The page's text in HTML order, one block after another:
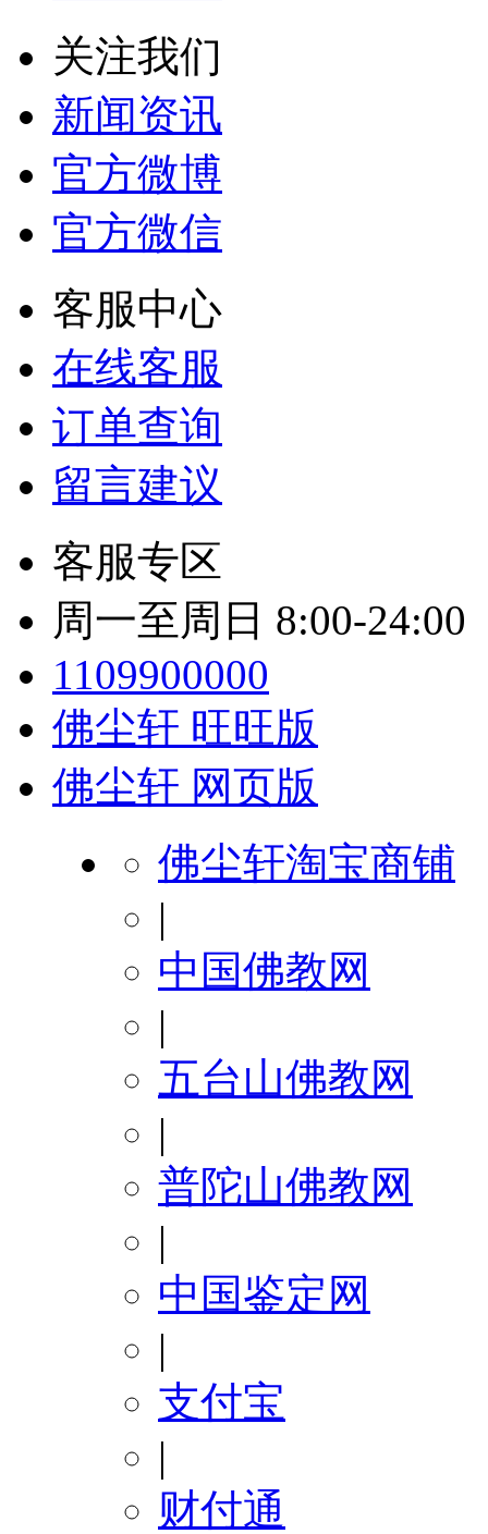
关注我们
新闻资讯
官方微博
官方微信
客服中心
在线客服
订单查询
留言建议
客服专区
周一至周日 8:00-24:00
1109900000
佛尘轩 旺旺版
佛尘轩 网页版
佛尘轩淘宝商铺
|
中国佛教网
|
五台山佛教网
|
普陀山佛教网
|
中国鉴定网
|
支付宝
|
财付通